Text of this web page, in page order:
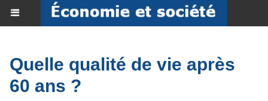
Quelle qualité de vie après
60 ans ?